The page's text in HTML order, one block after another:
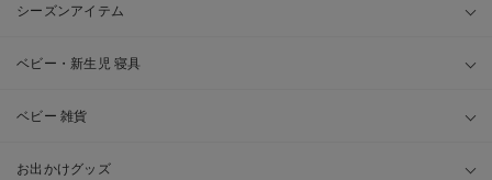
シーズンアイテム
ベビー・新生児 寝具
ベビー 雑貨
お出かけグッズ